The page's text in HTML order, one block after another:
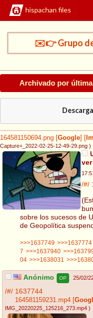
hispachan files
✉️👉 Grupo
Archivado por última
164581150694.png Google
Capture+_2022-02-25-12-49-29.png )
/#/
sobre los sucesos de
de Geopolítica
>>>1637749 >>>1637774
7 >>>1637940
04 >>>1638031
Anónimo OP 25/02/
/#/ 1637744
164581159231.mp4
IMG_20220225_125216_273.mp4 )